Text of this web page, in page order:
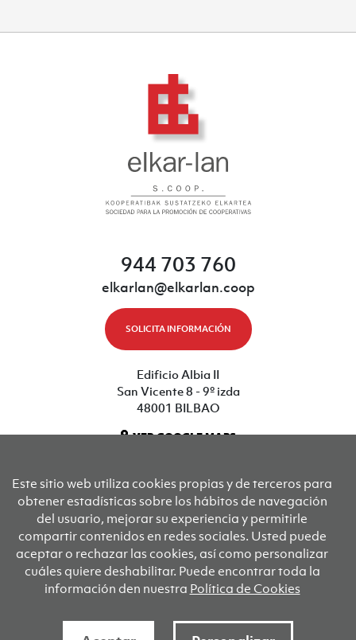
944 703 760
elkarlan@elkarlan.coop
SOLICITA INFORMACIÓN
Edificio Albia II
San Vicente 8 - 9º izda
48001 BILBAO
VER GOOGLE MAPS
Sus socios fundadores son
KOOPERATIBEN KONTSEILUA
Este sitio web utiliza cookies propias y de terceros para
obtener estadísticas sobre los hábitos de navegación
del usuario, mejorar su experiencia y permitirle
compartir contenidos en redes sociales. Usted puede
aceptar o rechazar las cookies, así como personalizar
cuáles quiere deshabilitar. Puede encontrar toda la
información den nuestra Política de Cookies